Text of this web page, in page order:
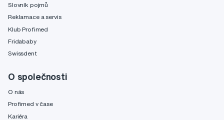
Slovník pojmů
Reklamace a servis
Klub Profimed
Fridababy
Swissdent
O společnosti
O nás
Profimed v čase
Kariéra